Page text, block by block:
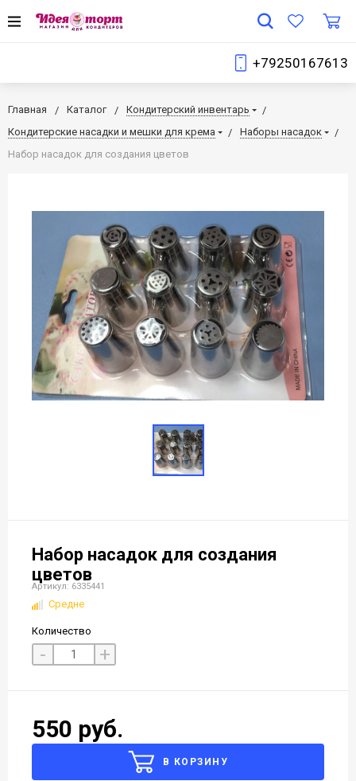
+79250167613
Главная Каталог
Кондитерский инвентарь
Кондитерские насадки и мешки для крема
Наборы насадок
Набор насадок для создания цветов
Набор насадок для создания
цветов
Артикул: 6335441
Средне
Количество
- +
550 руб.
В КОРЗИНУ